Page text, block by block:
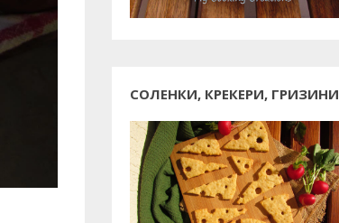
СОЛЕНКИ, КРЕКЕРИ, ГРИЗИНИ